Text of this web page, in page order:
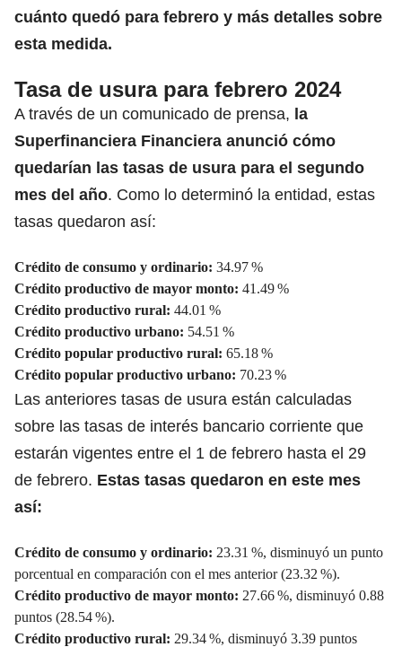
cuánto quedó para febrero y más detalles sobre
esta medida.
Tasa de usura para febrero 2024
A través de un comunicado de prensa, la
Superfinanciera Financiera anunció cómo
quedarían las tasas de usura para el segundo
mes del año. Como lo determinó la entidad, estas
tasas quedaron así:
Crédito de consumo y ordinario: 34.97 %
Crédito productivo de mayor monto: 41.49 %
Crédito productivo rural: 44.01 %
Crédito productivo urbano: 54.51 %
Crédito popular productivo rural: 65.18 %
Crédito popular productivo urbano: 70.23 %
Las anteriores tasas de usura están calculadas
sobre las tasas de interés bancario corriente que
estarán vigentes entre el 1 de febrero hasta el 29
de febrero. Estas tasas quedaron en este mes
así:
Crédito de consumo y ordinario: 23.31 %, disminuyó un punto
porcentual en comparación con el mes anterior (23.32 %).
Crédito productivo de mayor monto: 27.66 %, disminuyó 0.88
puntos (28.54 %).
Crédito productivo rural: 29.34 %, disminuyó 3.39 puntos